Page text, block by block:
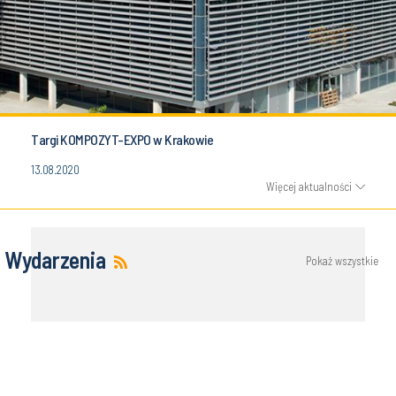
Targi KOMPOZYT-EXPO w Krakowie
13.08.2020
Więcej aktualności
Wydarzenia Pokaż wszystkie